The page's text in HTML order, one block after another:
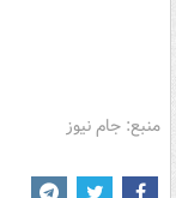
منبع: جام نیوز